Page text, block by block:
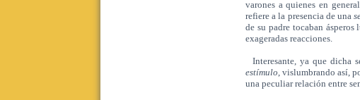
varones a quienes en
refiere a la presencia de una
de su padre tocaban
exageradas reacciones.
Interesante, ya que dicha
estímulo, vislumbrando así,
una peculiar relación entre